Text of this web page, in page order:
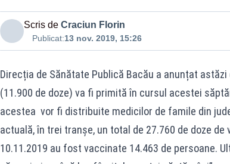
Scris de Craciun Florin
Publicat:13 nov. 2019, 15:26
Direcția de Sănătate Publică Bacău a anunțat
(11.900 de doze) va fi primită în cursul acestei
acestea vor fi distribuite medicilor de famile din
actuală, în trei tranşe, un total de 27.760 de doze
10.11.2019 au fost vaccinate 14.463 de persoane.